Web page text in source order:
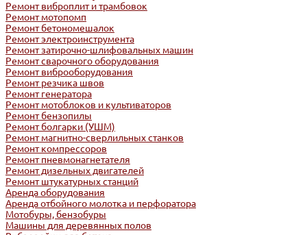
Ремонт виброплит и трамбовок
Ремонт мотопомп
Ремонт бетономешалок
Ремонт электроинструмента
Ремонт затирочно-шлифовальных машин
Ремонт сварочного оборудования
Ремонт виброоборудования
Ремонт резчика швов
Ремонт генератора
Ремонт мотоблоков и культиваторов
Ремонт бензопилы
Ремонт болгарки (УШМ)
Ремонт магнитно-сверлильных станков
Ремонт компрессоров
Ремонт пневмонагнетателя
Ремонт дизельных двигателей
Ремонт штукатурных станций
Аренда оборудования
Аренда отбойного молотка и перфоратора
Мотобуры, бензобуры
Машины для деревянных полов